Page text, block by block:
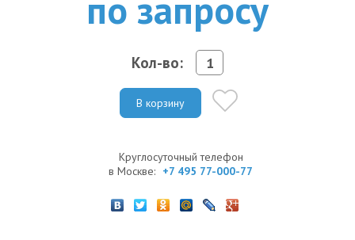
Кол-во:
В корзину
Круглосуточный телефон
в Москве: +7 495 77-000-77